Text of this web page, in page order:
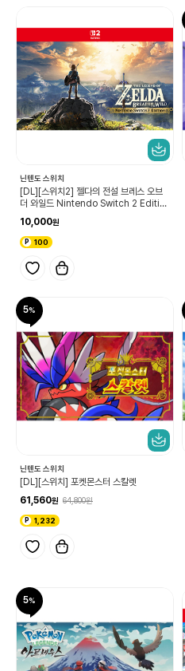
닌텐도 스위치
[DL][스위치2] 젤다의 전설 브레스 오브
더 와일드 Nintendo Switch 2 Editio
n 업그레이드 패스
10,000
100
5
닌텐도 스위치
[DL][스위치] 포켓몬스터 스칼렛
61,560
64,800
1,232
5